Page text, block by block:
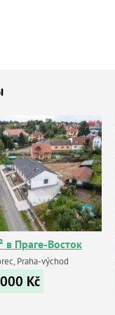
Праге-Восток
Praha-východ
Kč